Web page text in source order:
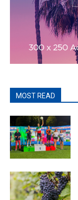
MOST READ